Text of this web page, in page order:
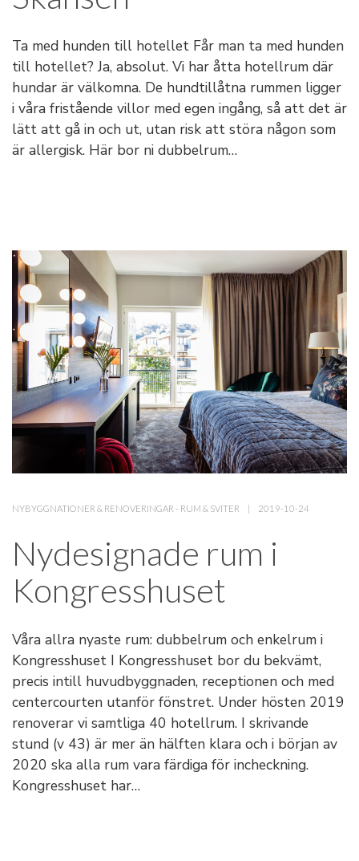
Ta med hunden till hotellet Får man ta med hunden
till hotellet? Ja, absolut. Vi har åtta hotellrum där
hundar är välkomna. De hundtillåtna rummen ligger
i våra fristående villor med egen ingång, så att det är
lätt att gå in och ut, utan risk att störa någon som
är allergisk. Här bor ni dubbelrum…
NYBYGGNATIONER & RENOVERINGAR - RUM & SVITER 2019-10-24
Nydesignade rum i
Kongresshuset
Våra allra nyaste rum: dubbelrum och enkelrum i
Kongresshuset I Kongresshuset bor du bekvämt,
precis intill huvudbyggnaden, receptionen och med
centercourten utanför fönstret. Under hösten 2019
renoverar vi samtliga 40 hotellrum. I skrivande
stund (v 43) är mer än hälften klara och i början av
2020 ska alla rum vara färdiga för incheckning.
Kongresshuset har…